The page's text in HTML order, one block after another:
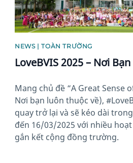
NEWS | TOÀN TRƯỜNG
LoveBVIS 2025 – Nơi
Mang chủ đề “A Great Sense
Nơi bạn luôn thuộc về),
quay trở lại và sẽ kéo dài
đến 16/03/2025 với nhiều
gắn kết cộng đồng trường.